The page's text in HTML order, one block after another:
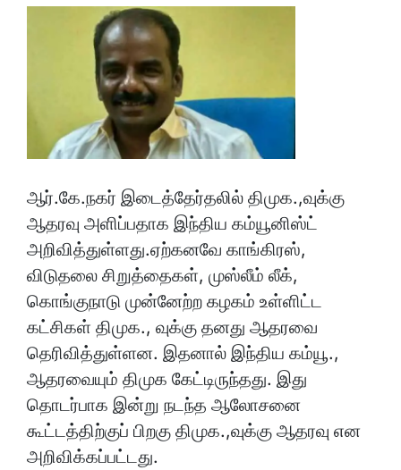
ஆர்.கே.நகர் இடைத்தேர்தலில் திமுக.,வுக்கு
ஆதரவு அளிப்பதாக இந்திய கம்யூனிஸ்ட்
அறிவித்துள்ளது.ஏற்கனவே காங்கிரஸ்,
விடுதலை சிறுத்தைகள், முஸ்லீம் லீக்,
கொங்குநாடு முன்னேற்ற கழகம் உள்ளிட்ட
கட்சிகள் திமுக., வுக்கு தனது ஆதரவை
தெரிவித்துள்ளன. இதனால் இந்திய கம்யூ.,
ஆதரவையும் திமுக கேட்டிருந்தது. இது
தொடர்பாக இன்று நடந்த ஆலோசனை
கூட்டத்திற்குப் பிறகு திமுக.,வுக்கு ஆதரவு என
அறிவிக்கப்பட்டது.